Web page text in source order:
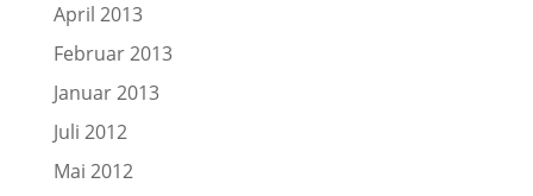
April 2013
Februar 2013
Januar 2013
Juli 2012
Mai 2012